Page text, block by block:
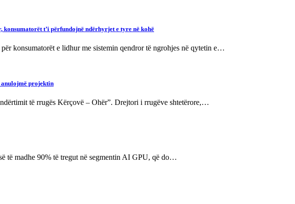
t’i përfundojnë ndërhyrjet e tyre në kohë
konsumatorët e lidhur me sistemin qendror të ngrohjes në qytetin e…
anulojmë projektin
të rrugës Kërçovë – Ohër”. Drejtori i rrugëve shtetërore,…
të madhe 90% të tregut në segmentin AI GPU, që do…